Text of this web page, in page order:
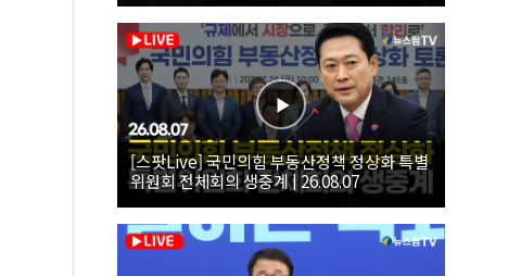
[스팟Live] 국민의힘 부동산정책 정상화 특별
위원회 전체회의 생중계 | 26.08.07